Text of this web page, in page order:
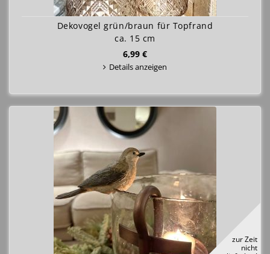
Dekovogel grün/braun für Topfrand
ca. 15 cm
6,99 €
Details anzeigen
zur Zeit
nicht